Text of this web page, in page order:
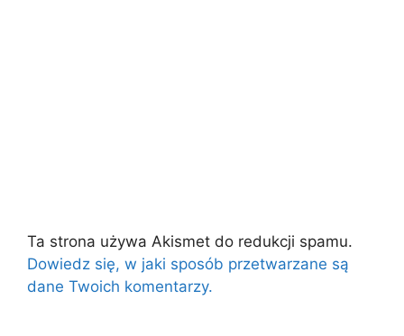
Ta strona używa Akismet do redukcji spamu.
Dowiedz się, w jaki sposób przetwarzane są
dane Twoich komentarzy.